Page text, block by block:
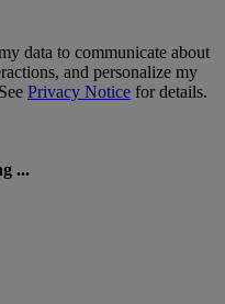
data to communicate about
and personalize my
Privacy Notice for details.
...